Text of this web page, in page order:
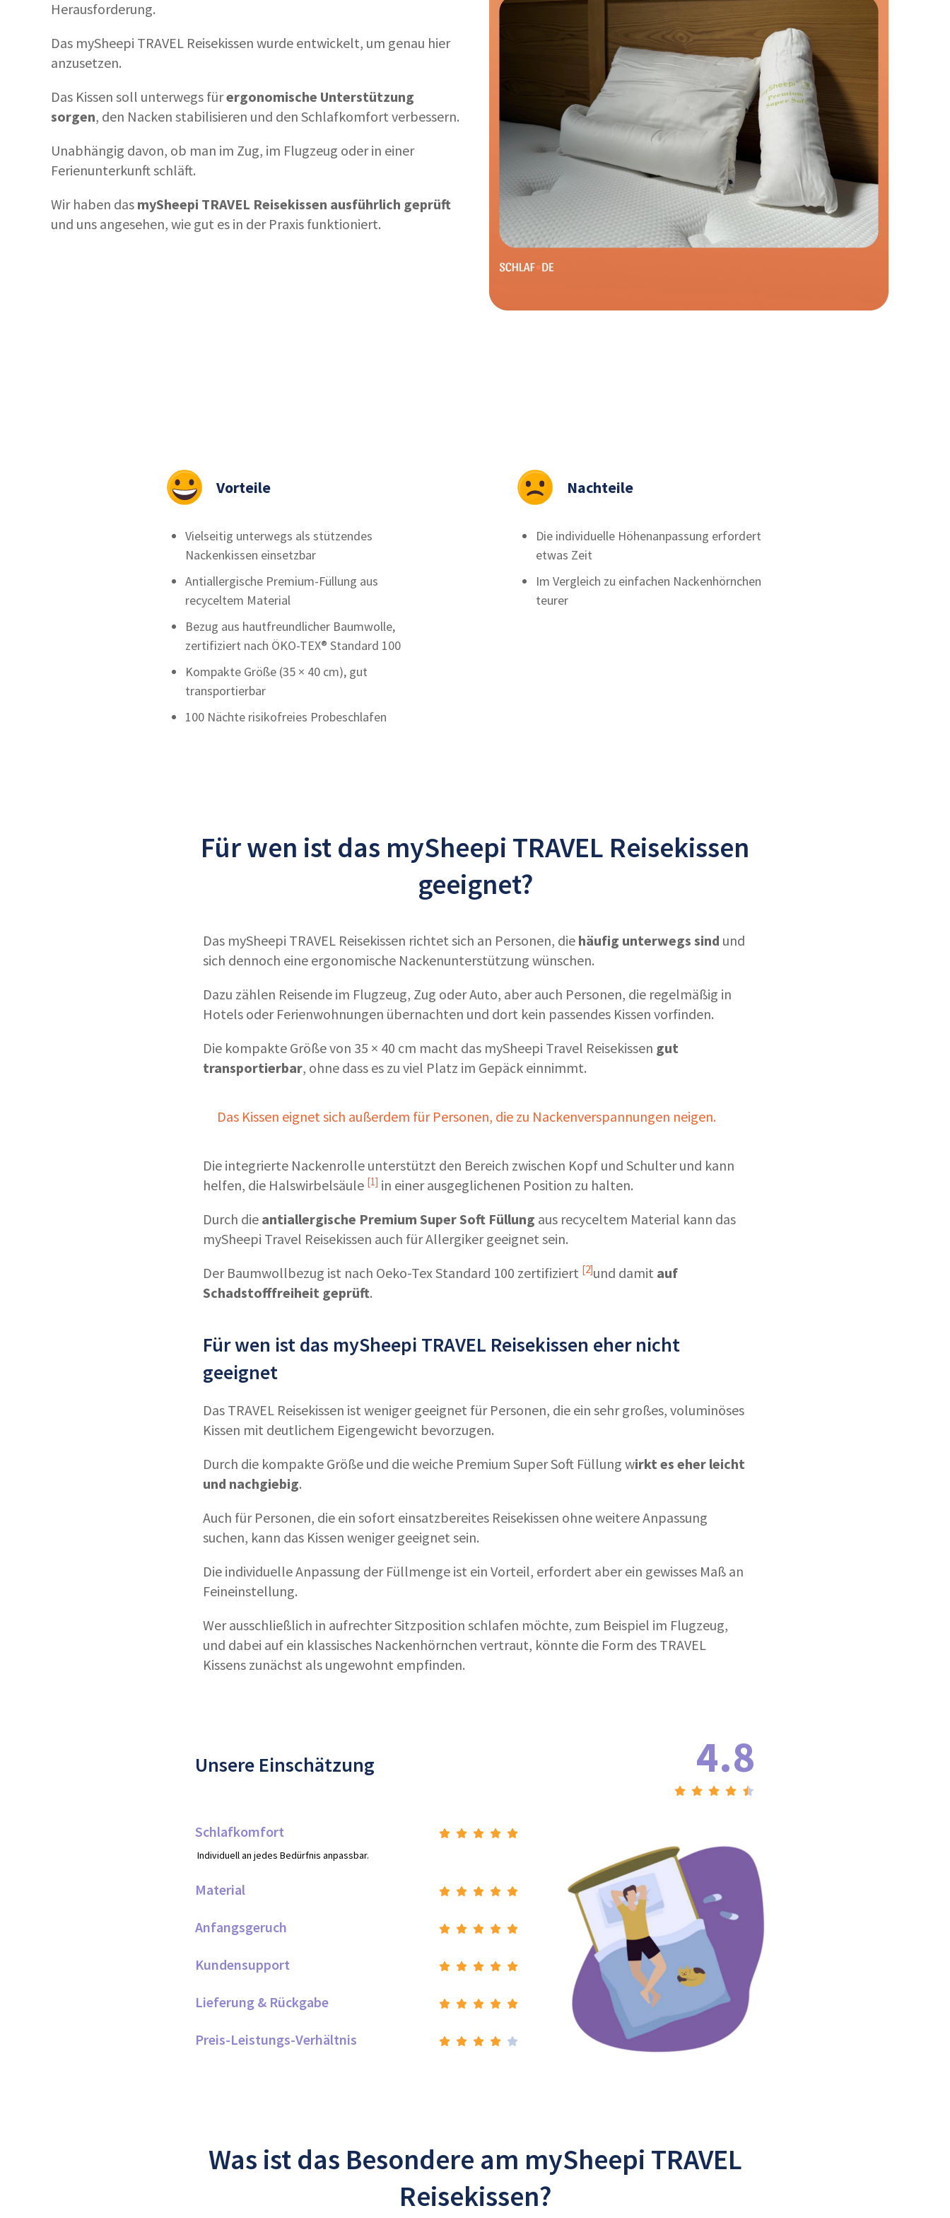
Herausforderung.
Das mySheepi TRAVEL Reisekissen wurde entwickelt, um genau hier
anzusetzen.
Das Kissen soll unterwegs fürergonomische Unterstützung
sorgen, den Nacken stabilisieren und den Schlafkomfort verbessern.
Unabhängig davon, ob man im Zug, im Flugzeug oder in einer
Ferienunterkunft schläft.
Wir haben das mySheepi TRAVEL Reisekissen ausführlich geprüft
und uns angesehen, wie gut es in der Praxis funktioniert.
Vorteile
Vielseitig unterwegs als stützendes
Nackenkissen einsetzbar
Antiallergische Premium-Füllung aus
recyceltem Material
Bezug aus hautfreundlicher Baumwolle,
zertifiziert nach ÖKO-TEX® Standard 100
Kompakte Größe (35 × 40 cm), gut
transportierbar
100 Nächte risikofreies Probeschlafen
Nachteile
Die individuelle Höhenanpassung erfordert
etwas Zeit
Im Vergleich zu einfachen Nackenhörnchen
teurer
Für wen ist das mySheepi TRAVEL Reisekissen
geeignet?
Das mySheepi TRAVEL Reisekissen richtet sich an Personen, die häufig unterwegs sind und
sich dennoch eine ergonomische Nackenunterstützung wünschen.
Dazu zählen Reisende im Flugzeug, Zug oder Auto, aber auch Personen, die regelmäßig in
Hotels oder Ferienwohnungen übernachten und dort kein passendes Kissen vorfinden.
Die kompakte Größe von 35 × 40 cm macht das mySheepi Travel Reisekissen gut
transportierbar, ohne dass es zu viel Platz im Gepäck einnimmt.
Das Kissen eignet sich außerdem für Personen, die zu Nackenverspannungen neigen.
Die integrierte Nackenrolle unterstützt den Bereich zwischen Kopf und Schulter und kann
helfen, die Halswirbelsäule [1] in einer ausgeglichenen Position zu halten.
Durch die antiallergische Premium Super Soft Füllung aus recyceltem Material kann das
mySheepi Travel Reisekissen auch für Allergiker geeignet sein.
Der Baumwollbezug ist nach Oeko-Tex Standard 100 zertifiziert [2]und damit auf
Schadstofffreiheit geprüft.
Für wen ist das mySheepi TRAVEL Reisekissen eher nicht
geeignet
Das TRAVEL Reisekissen ist weniger geeignet für Personen, die ein sehr großes, voluminöses
Kissen mit deutlichem Eigengewicht bevorzugen.
Durch die kompakte Größe und die weiche Premium Super Soft Füllung wirkt es eher leicht
und nachgiebig.
Auch für Personen, die ein sofort einsatzbereites Reisekissen ohne weitere Anpassung
suchen, kann das Kissen weniger geeignet sein.
Die individuelle Anpassung der Füllmenge ist ein Vorteil, erfordert aber ein gewisses Maß an
Feineinstellung.
Wer ausschließlich in aufrechter Sitzposition schlafen möchte, zum Beispiel im Flugzeug,
und dabei auf ein klassisches Nackenhörnchen vertraut, könnte die Form des TRAVEL
Kissens zunächst als ungewohnt empfinden.
Unsere Einschätzung 4.8
Schlafkomfort
Individuell an jedes Bedürfnis anpassbar.
Material
Anfangsgeruch
Kundensupport
Lieferung & Rückgabe
Preis-Leistungs-Verhältnis
Was ist das Besondere am mySheepi TRAVEL
Reisekissen?